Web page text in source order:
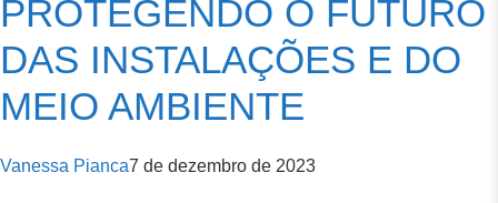
PROTEGENDO O FUTURO
DAS INSTALAÇÕES E DO
MEIO AMBIENTE
Vanessa Pianca7 de dezembro de 2023